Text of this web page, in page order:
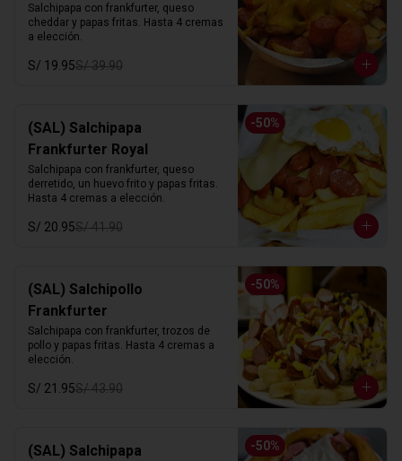
Salchipapa con frankfurter, queso
cheddar y papas fritas. Hasta 4 cremas
a elección.
S/ 19.95S/ 39.90
-50%
(SAL) Salchipapa
Frankfurter Royal
Salchipapa con frankfurter, queso
derretido, un huevo frito y papas fritas.
Hasta 4 cremas a elección.
S/ 20.95S/ 41.90
-50%
(SAL) Salchipollo
Frankfurter
Salchipapa con frankfurter, trozos de
pollo y papas fritas. Hasta 4 cremas a
elección.
S/ 21.95S/ 43.90
-50%
(SAL) Salchipapa